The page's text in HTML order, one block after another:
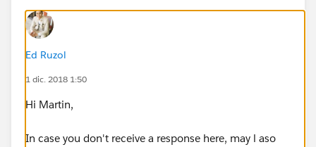
Ed Ruzol
1 dic. 2018 1:50
Hi Martin,
In case you don't receive a response here, may l aso